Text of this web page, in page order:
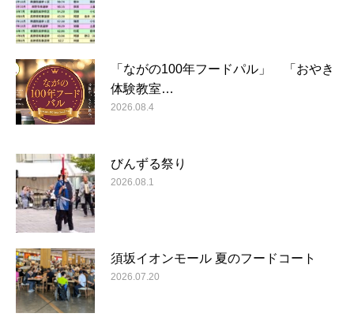
「ながの100年フードパル」 「おやき
体験教室…
2026.08.4
びんずる祭り
2026.08.1
須坂イオンモール 夏のフードコート
2026.07.20